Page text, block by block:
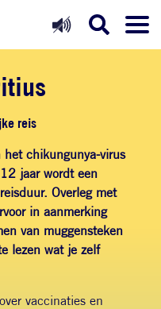
reis
chikungunya-virus
jaar wordt een
Overleg met
in aanmerking
van muggensteken
lezen wat je zelf
vaccinaties en